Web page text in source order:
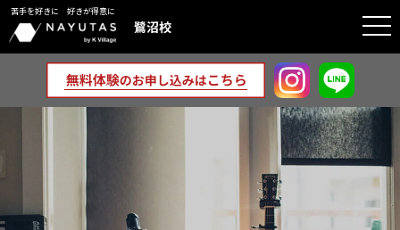
苦手を好きに 好きが得意に
鷺沼校